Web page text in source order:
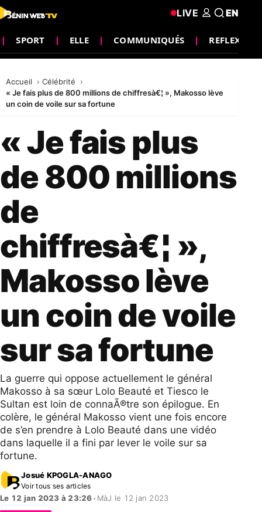
SPORT ELLE COMMUNIQUÉS REFLEXION
LIVE EN
Accueil
Célébrité
« Je fais plus de 800 millions de chiffresà€¦ », Makosso lève
un coin de voile sur sa fortune
« Je fais plus
de 800 millions
de
chiffresà€¦ »,
Makosso lève
un coin de voile
sur sa fortune
La guerre qui oppose actuellement le général
Makosso à sa sœur Lolo Beauté et Tiesco le
Sultan est loin de connaÃ®tre son épilogue. En
colère, le général Makosso vient une fois encore
de s’en prendre à Lolo Beauté dans une vidéo
dans laquelle il a fini par lever le voile sur sa
fortune.
Josué KPOGLA-ANAGO
Voir tous ses articles
Le 12 jan 2023 à 23:26• MàJ le 12 jan 2023